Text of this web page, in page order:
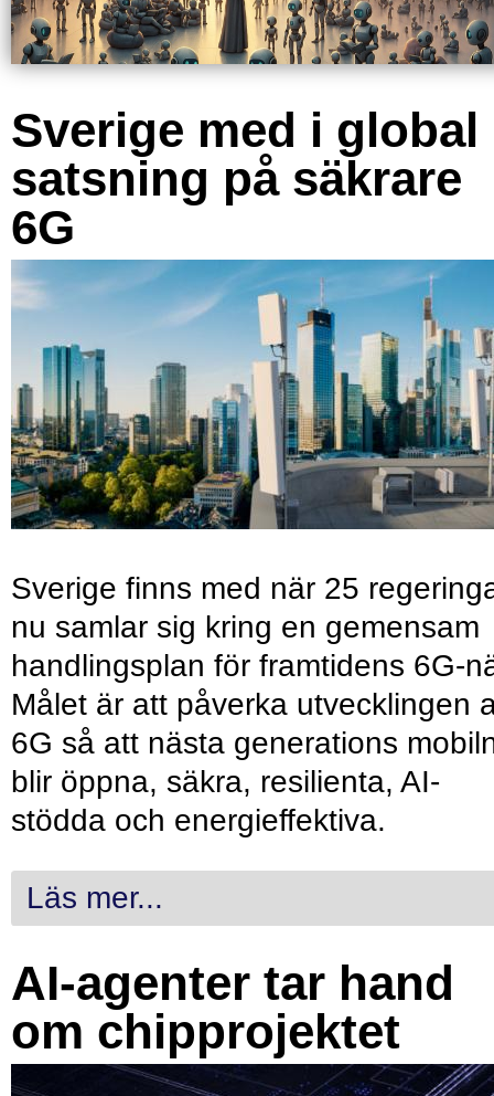
Sverige med i global
satsning på säkrare
6G
Sverige finns med när 25
nu samlar sig kring en gemensam
handlingsplan för framtidens 6G-
Målet är att påverka utvecklingen
6G så att nästa generations
blir öppna, säkra, resilienta, AI-
stödda och energieffektiva.
Läs mer...
AI-agenter tar hand
om chipprojektet